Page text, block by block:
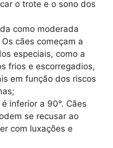
o trote e o sono dos
como moderada
cães começam a
especiais, como a
frios e escorregadios,
em função dos riscos
inferior a 90°. Cães
se recusar ao
com luxações e